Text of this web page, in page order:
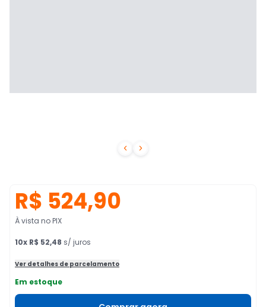
 
R$ 524,90
À vista no PIX
10x R$ 52,48 s/ juros
Ver detalhes de parcelamento
Em estoque